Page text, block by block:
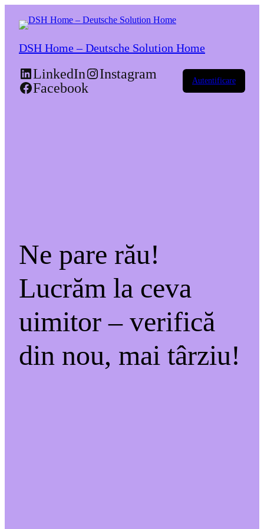
DSH Home – Deutsche Solution Home
LinkedIn
Instagram
Facebook
Autentificare
Ne pare rău!
Lucrăm la ceva
uimitor – verifică
din nou, mai târziu!